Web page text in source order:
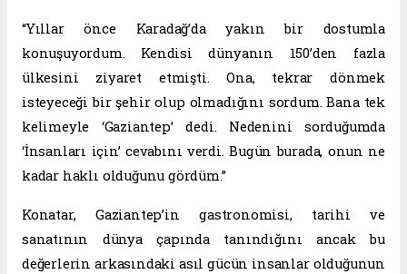
“Yıllar önce Karadağ’da yakın bir dostumla
konuşuyordum. Kendisi dünyanın 150’den fazla
ülkesini ziyaret etmişti. Ona, tekrar dönmek
isteyeceği bir şehir olup olmadığını sordum. Bana tek
kelimeyle ‘Gaziantep’ dedi. Nedenini sorduğumda
‘İnsanları için’ cevabını verdi. Bugün burada, onun ne
kadar haklı olduğunu gördüm.”
Konatar, Gaziantep’in gastronomisi, tarihi ve
sanatının dünya çapında tanındığını ancak bu
değerlerin arkasındaki asıl gücün insanlar olduğunun